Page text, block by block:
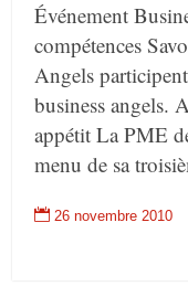
Événement
compétences
Angels
business angels.
appétit La PME
menu de sa
 26 novembre 2010